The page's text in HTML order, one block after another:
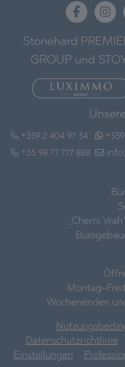
Stonehard
GROUP und
+359 2 404 97 34
+35 98 77 777 888
„Cherni
Wochenenden
Datenschutzrichtlinie
Einstellungen